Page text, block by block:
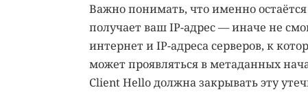
Важно понимать, что именно
получает ваш IP-адрес — иначе не
интернет и IP-адреса серверов, к
может проявляться в метаданных
Client Hello должна закрывать эту